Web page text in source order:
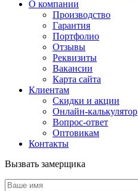
О компании
Производство
Гарантия
Портфолио
Отзывы
Реквизиты
Вакансии
Карта сайта
Клиентам
Скидки и акции
Онлайн-калькулятор
Вопрос-ответ
Оптовикам
Контакты
Вызвать замерщика